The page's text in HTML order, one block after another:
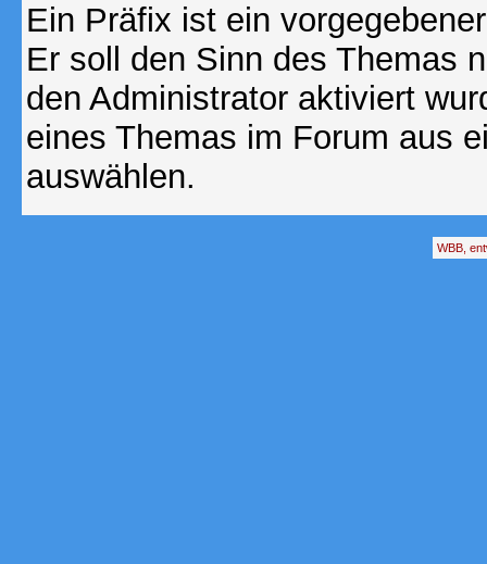
Ein Präfix ist ein
Er soll den Sinn des Themas
den Administrator aktiviert
eines Themas im Forum aus
auswählen.
WBB,